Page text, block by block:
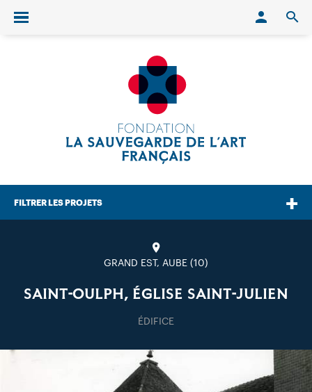
Ouvrir/fermer le menu
FILTRER LES PROJETS
GRAND EST, AUBE (10)
SAINT-OULPH, ÉGLISE SAINT-JULIEN
ÉDIFICE